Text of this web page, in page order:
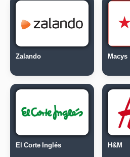
Zalando Macys
El Corte Inglés H&M